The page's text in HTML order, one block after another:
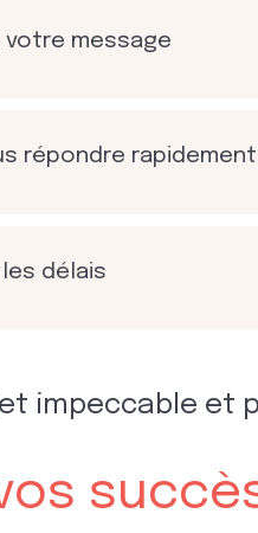
votre message
répondre rapidement
délais
impeccable et